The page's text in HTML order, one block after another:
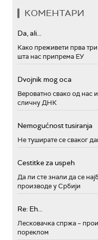
КОМЕНТАРИ
Da, ali...
Како преживети прва
шта нас припрема ЕУ
Dvojnik mog oca
Вероватно свако од нас
сличну ДНК
Nemogućnost tusiranja
Не туширате се сваког
Cestitke za uspeh
Да ли сте знали да се
производе у Србији
Re: Eh...
Лесковачка спржа –
пореклом